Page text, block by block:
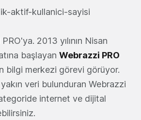
2013 yılının Nisan
başlayan Webrazzi PRO
bilgi merkezi görevi görüyor.
veri bulunduran Webrazzi
internet ve dijital